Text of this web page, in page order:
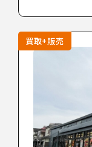
買取+販売